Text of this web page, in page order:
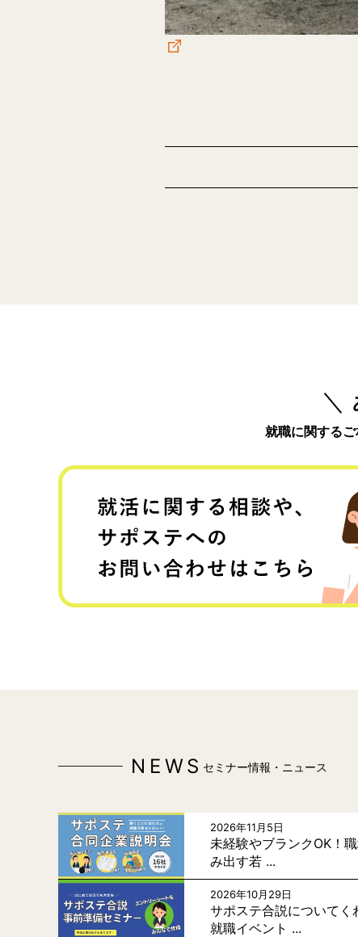
就職に関する
NEWS セミナー情報・ニュース
2026年11月5日
未経験やブランクOK！
み出す若 ...
2026年10月29日
サポステ合説についてく
就職イベント ...